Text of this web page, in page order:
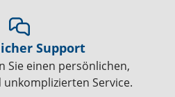
Support
Sie einen persönlichen,
Service.